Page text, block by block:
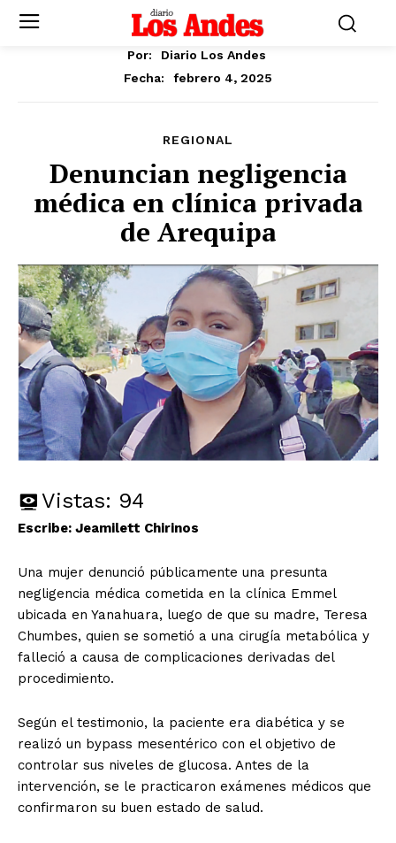
Por:
Diario Los Andes
Fecha:
febrero 4, 2025
REGIONAL
Denuncian negligencia
médica en clínica privada
de Arequipa
Vistas: 94
Escribe: Jeamilett Chirinos
Una mujer denunció públicamente una presunta
negligencia médica cometida en la clínica Emmel
ubicada en Yanahuara, luego de que su madre, Teresa
Chumbes, quien se sometió a una cirugía metabólica y
falleció a causa de complicaciones derivadas del
procedimiento.
Según el testimonio, la paciente era diabética y se
realizó un bypass mesentérico con el objetivo de
controlar sus niveles de glucosa. Antes de la
intervención, se le practicaron exámenes médicos que
confirmaron su buen estado de salud.